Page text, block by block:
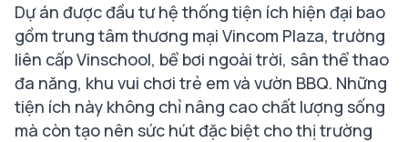
Dự án được đầu tư hệ thống tiện ích hiện đại bao
gồm trung tâm thương mại Vincom Plaza, trường
liên cấp Vinschool, bể bơi ngoài trời, sân thể thao
đa năng, khu vui chơi trẻ em và vườn BBQ. Những
tiện ích này không chỉ nâng cao chất lượng sống
mà còn tạo nên sức hút đặc biệt cho thị trường